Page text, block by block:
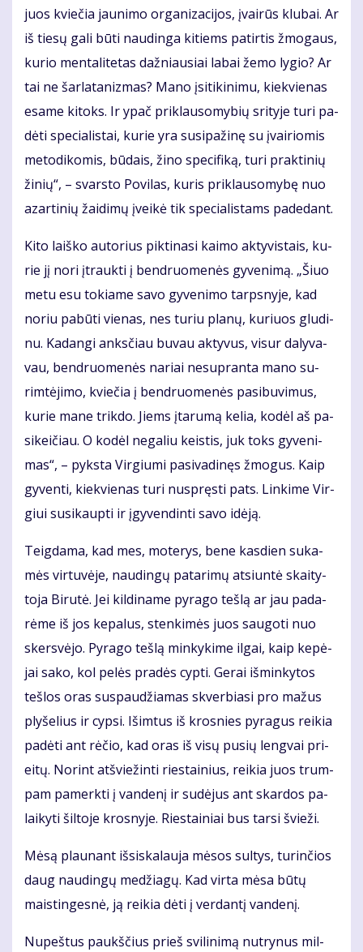
juos kvie­čia jau­ni­mo or­ga­ni­za­ci­jos, įvai­rūs klu­bai. Ar
iš tie­sų ga­li bū­ti nau­din­ga ki­tiems pa­tir­tis žmo­gaus,
ku­rio men­ta­li­te­tas daž­niau­siai la­bai že­mo ly­gio? Ar
tai ne šar­la­ta­niz­mas? Ma­no įsi­ti­ki­ni­mu, kiek­vie­nas
esa­me ki­toks. Ir ypač pri­klau­so­my­bių sri­ty­je tu­ri pa­
dė­ti spe­cia­lis­tai, ku­rie yra su­si­pa­ži­nę su įvai­rio­mis
me­to­di­ko­mis, bū­dais, ži­no spe­ci­fi­ką, tu­ri prak­ti­nių
ži­nių“, – svars­to Po­vi­las, ku­ris pri­klau­so­my­bę nuo
azar­ti­nių žai­di­mų įvei­kė tik spe­cia­lis­tams pa­de­dant.
Ki­to laiš­ko au­to­rius pik­ti­na­si kai­mo ak­ty­vis­tais, ku­
rie jį no­ri įtrauk­ti į ben­druo­me­nės gy­ve­ni­mą. „Šiuo
me­tu esu to­kia­me sa­vo gy­ve­ni­mo tarps­ny­je, kad
no­riu pa­bū­ti vie­nas, nes tu­riu pla­nų, ku­riuos glu­di­
nu. Ka­dan­gi anks­čiau bu­vau ak­ty­vus, vi­sur da­ly­va­
vau, ben­druo­me­nės na­riai ne­su­pran­ta ma­no su­
rim­tė­ji­mo, kvie­čia į ben­druo­me­nės pa­si­bu­vi­mus,
ku­rie ma­ne trik­do. Jiems įta­ru­mą ke­lia, ko­dėl aš pa­
si­kei­čiau. O ko­dėl ne­ga­liu keis­tis, juk toks gy­ve­ni­
mas“, – pyks­ta Vir­giu­mi pa­si­va­di­nęs žmo­gus. Kaip
gy­ven­ti, kiek­vie­nas tu­ri nu­spręs­ti pats. Lin­ki­me Vir­
giui su­si­kaup­ti ir įgy­ven­din­ti sa­vo idė­ją.
Teig­da­ma, kad mes, mo­te­rys, be­ne kas­dien su­ka­
mės vir­tu­vė­je, nau­din­gų pa­ta­ri­mų at­siun­tė skai­ty­
to­ja Bi­ru­tė. Jei kil­di­na­me py­ra­go teš­lą ar jau pa­da­
rė­me iš jos ke­pa­lus, sten­ki­mės juos sau­go­ti nuo
skers­vė­jo. Py­ra­go teš­lą min­ky­ki­me il­gai, kaip ke­pė­
jai sa­ko, kol pe­lės pra­dės cyp­ti. Ge­rai iš­min­ky­tos
teš­los oras su­spau­džia­mas skver­bia­si pro ma­žus
ply­še­lius ir cyp­si. Iš­im­tus iš kros­nies py­ra­gus rei­kia
pa­dė­ti ant rė­čio, kad oras iš vi­sų pu­sių leng­vai pri­
ei­tų. No­rint at­švie­žin­ti ries­tai­nius, rei­kia juos trum­
pam pa­merk­ti į van­de­nį ir su­dė­jus ant skar­dos pa­
lai­ky­ti šil­to­je kros­ny­je. Ries­tai­niai bus tar­si švie­ži.
Mė­są plau­nant iš­si­ska­lau­ja mė­sos sul­tys, tu­rin­čios
daug nau­din­gų me­džia­gų. Kad vir­ta mė­sa bū­tų
mais­tin­ges­nė, ją rei­kia dė­ti į ver­dan­tį van­de­nį.
Nu­peš­tus paukš­čius prieš svi­li­ni­mą nu­try­nus mil­